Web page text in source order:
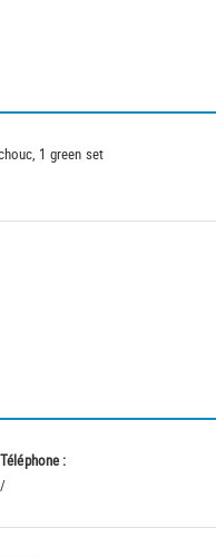
1 green set
Téléphone :
/